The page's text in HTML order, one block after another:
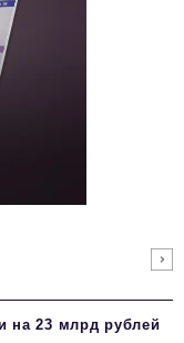
на 23 млрд рублей